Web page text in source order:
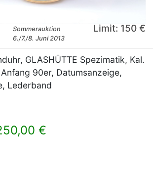
Sommerauktion
6./7./8. Juni 2013
Limit: 150 €
GLASHÜTTE Spezimatik, Kal.
90er, Datumsanzeige,
Lederband
€